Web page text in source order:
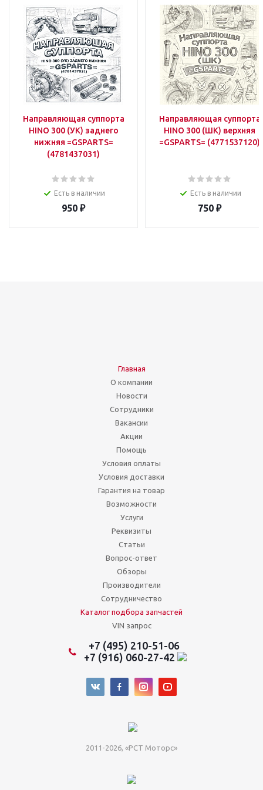
Направляющая суппорта
HINO 300 (УК) заднего
нижняя =GSPARTS=
(4781437031)
Есть в наличии
950 ₽
Направляющая суппорта
HINO 300 (ШК) верхняя
=GSPARTS= (4771537120)
Есть в наличии
750 ₽
Главная
О компании
Новости
Сотрудники
Вакансии
Акции
Помощь
Условия оплаты
Условия доставки
Гарантия на товар
Возможности
Услуги
Реквизиты
Статьи
Вопрос-ответ
Обзоры
Производители
Сотрудничество
Каталог подбора запчастей
VIN запрос
+7 (495) 210-51-06
+7 (916) 060-27-42
2011-2026, «РСТ Моторс»